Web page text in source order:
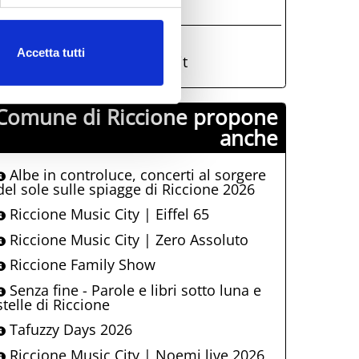
Accetta tutti
Riccione
iat@comune.riccione.rn.it
di Riccione propone
anche
Albe in controluce, concerti al sorgere
sole sulle spiagge di Riccione 2026
Riccione Music City | Eiffel 65
Riccione Music City | Zero Assoluto
Riccione Family Show
Senza fine - Parole e libri sotto luna e
di Riccione
Tafuzzy Days 2026
Riccione Music City | Noemi live 2026